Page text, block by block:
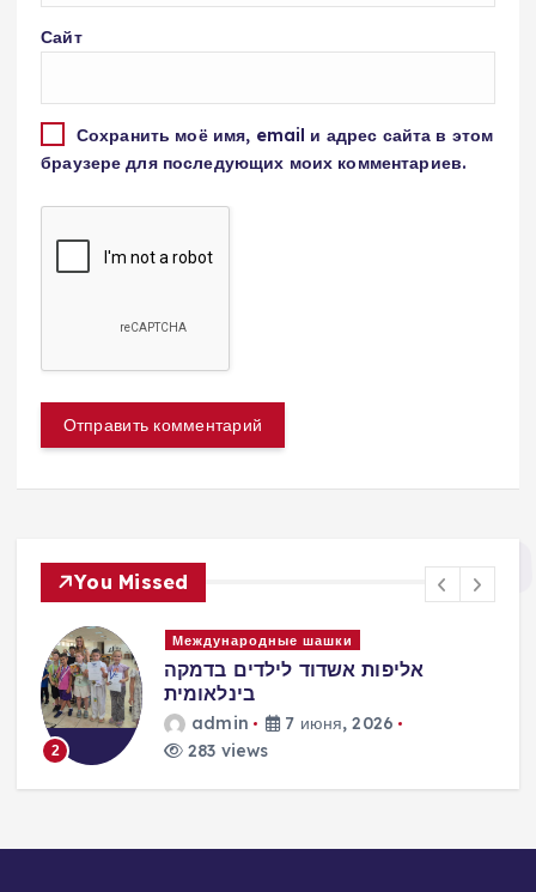
Сайт
Сохранить моё имя, email и адрес сайта в этом
браузере для последующих моих комментариев.
You Missed
2
Международные шашки
אליפות אשדוד לילדים בדמקה
בינלאומית
admin
7 июня, 2026
283 views